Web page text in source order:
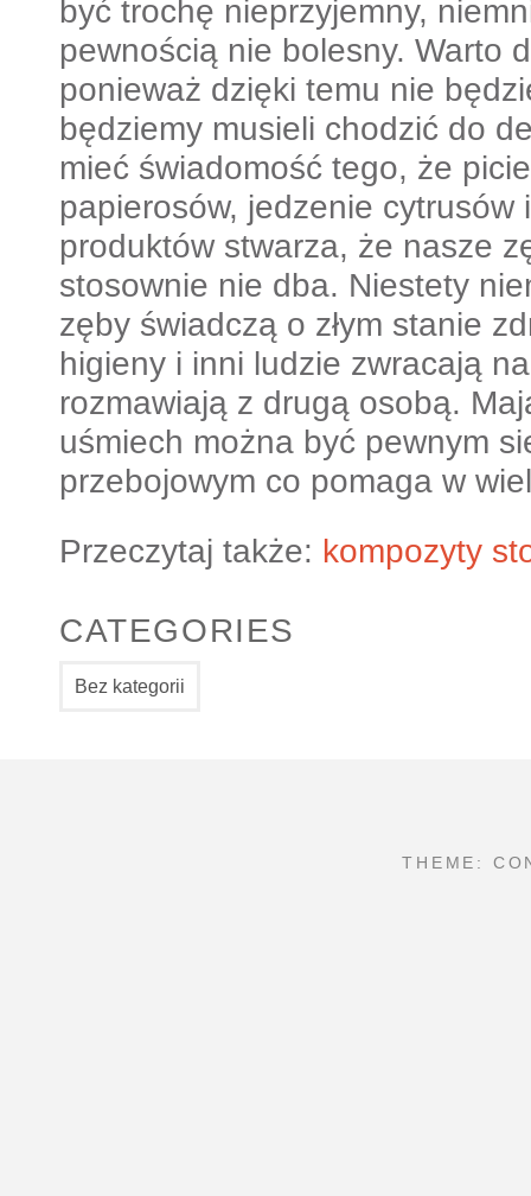
być trochę nieprzyjemny,
pewnością nie bolesny. Warto
ponieważ dzięki temu nie
będziemy musieli chodzić do
mieć świadomość tego, że
papierosów, jedzenie cytrusów
produktów stwarza, że nasze
stosownie nie dba. Niestety
zęby świadczą o złym stanie
higieny i inni ludzie zwracają
rozmawiają z drugą osobą.
uśmiech można być pewnym
przebojowym co pomaga w
Przeczytaj także: kompozyty
CATEGORIES
Bez kategorii
THEME: